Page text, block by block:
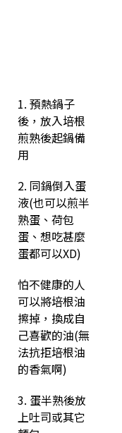
1. 預熱鍋子
後，放入培根
煎熟後起鍋備
用
2. 同鍋倒入蛋
液(也可以煎半
熟蛋、荷包
蛋、想吃甚麼
蛋都可以XD)
怕不健康的人
可以將培根油
擦掉，換成自
己喜歡的油(無
法抗拒培根油
的香氣啊)
3. 蛋半熟後放
上吐司或其它